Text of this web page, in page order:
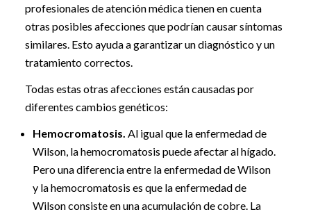
profesionales de atención médica tienen en cuenta
otras posibles afecciones que podrían causar síntomas
similares. Esto ayuda a garantizar un diagnóstico y un
tratamiento correctos.
Todas estas otras afecciones están causadas por
diferentes cambios genéticos:
Hemocromatosis. Al igual que la enfermedad de
Wilson, la hemocromatosis puede afectar al hígado.
Pero una diferencia entre la enfermedad de Wilson
y la hemocromatosis es que la enfermedad de
Wilson consiste en una acumulación de cobre. La